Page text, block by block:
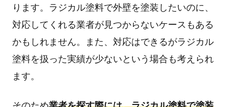
ります。ラジカル塗料で外壁を塗装したいのに、
対応してくれる業者が見つからないケースもある
かもしれません。また、対応はできるがラジカル
塗料を扱った実績が少ないという場合も考えられ
ます。